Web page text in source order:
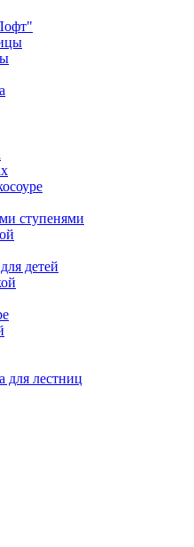
ступенями
детей
для лестниц